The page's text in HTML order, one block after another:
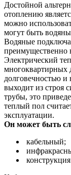
Достойной
отоплению
можно
могут быть
Водяные
преимущественно
Электрический
многоквартирных
долговечностью
выходит из строя
трубы, это
теплый пол
эксплуатации.
Он может быть
кабельный;